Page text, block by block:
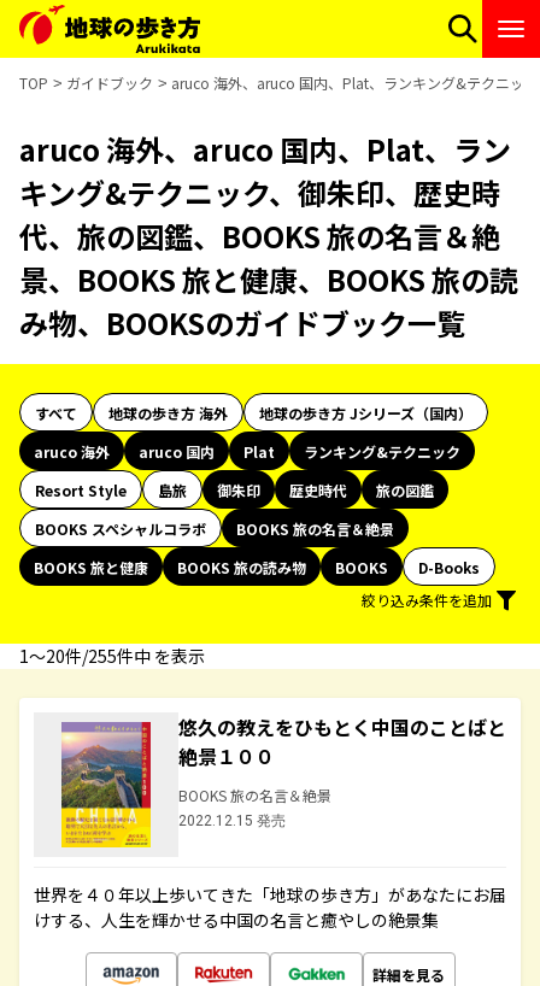
TOP ガイドブック aruco 海外、aruco 国内、Plat、ランキング&テクニッ
aruco 海外、aruco 国内、Plat、ラン
キング&テクニック、御朱印、歴史時
代、旅の図鑑、BOOKS 旅の名言＆絶
景、BOOKS 旅と健康、BOOKS 旅の読
み物、BOOKSのガイドブック一覧
すべて 地球の歩き方 海外
地球の歩き方 Jシリーズ（国内）
aruco 海外
aruco 国内 Plat
ランキング&テクニック
Resort Style
島旅 御朱印 歴史時代
旅の図鑑
BOOKS スペシャルコラボ
BOOKS 旅の名言＆絶景
BOOKS 旅と健康
BOOKS 旅の読み物 BOOKS
D-Books
絞り込み条件を追加
1〜20件/255件中 を表示
悠久の教えをひもとく中国のことばと
絶景１００
BOOKS 旅の名言＆絶景
2022.12.15 発売
世界を４０年以上歩いてきた「地球の歩き方」があなたにお届
けする、人生を輝かせる中国の名言と癒やしの絶景集
詳細を見る